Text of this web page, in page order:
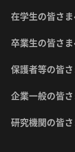
在学生の皆さ
卒業生の皆さ
保護者等の皆
企業一般の皆
研究機関の皆